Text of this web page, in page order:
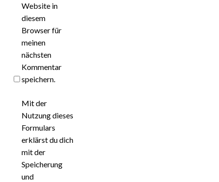
Website in
diesem
Browser für
meinen
nächsten
Kommentar
speichern.
Mit der
Nutzung dieses
Formulars
erklärst du dich
mit der
Speicherung
und